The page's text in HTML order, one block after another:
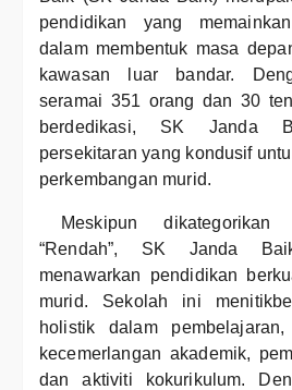
pendidikan yang
dalam membentuk masa
kawasan luar bandar.
seramai 351 orang dan 30
berdedikasi, SK Janda
persekitaran yang kondusif
perkembangan murid.
Meskipun
“Rendah”, SK Janda
menawarkan pendidikan
murid. Sekolah ini
holistik dalam
kecemerlangan akademik,
dan aktiviti kokurikulum.